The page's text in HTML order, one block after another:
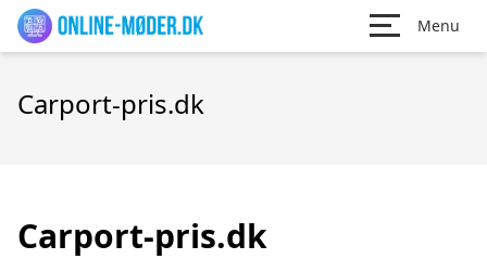
Menu
Carport-pris.dk
Carport-pris.dk